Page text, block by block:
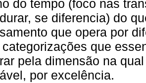
do tempo (foco nas
se diferencia) do
que opera por
categorizações que
pela dimensão na
por excelência.